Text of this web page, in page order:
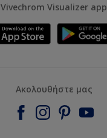
Vivechrom Visualizer app
Ακολουθήστε μας